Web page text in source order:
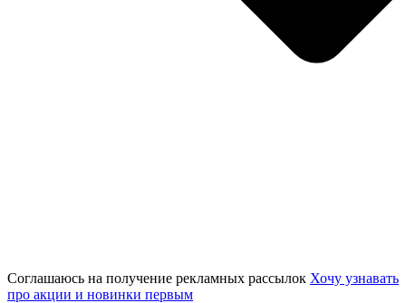
Соглашаюсь на получение рекламных рассылок Хочу узнавать
про акции и новинки первым